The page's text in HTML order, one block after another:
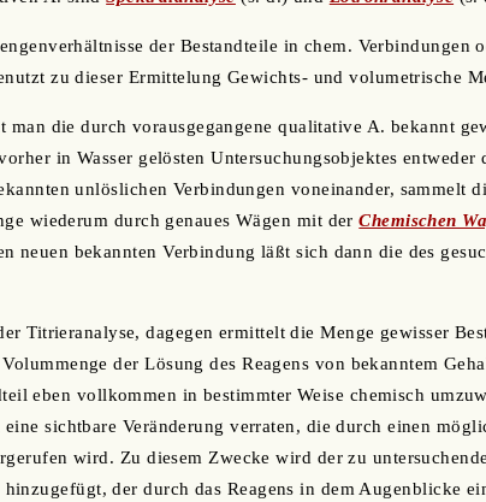
der Bestandteile in chem. Verbindungen
zu dieser Ermittelung Gewichts- und volumetrische
die durch vorausgegangene qualitative A. bekannt
in Wasser gelösten Untersuchungsobjektes entweder
unlöslichen Verbindungen voneinander, sammelt
wiederum durch genaues Wägen mit derChemischen
neuen bekannten Verbindung läßt sich dann die des
Titrieranalyse, dagegen ermittelt die Menge gewisser
der Lösung des Reagens von bekanntem
eben vollkommen in bestimmter Weise chemisch
sichtbare Veränderung verraten, die durch einen
wird. Zu diesem Zwecke wird der zu
hinzugefügt, der durch das Reagens in dem Augenblicke